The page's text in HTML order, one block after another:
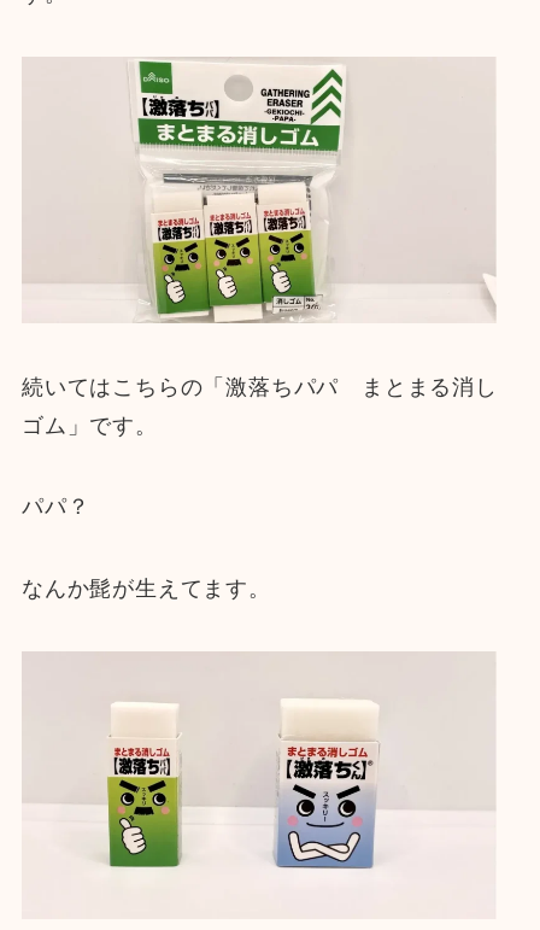
続いてはこちらの「激落ちパパ まとまる消し
ゴム」です。
パパ？
なんか髭が生えてます。